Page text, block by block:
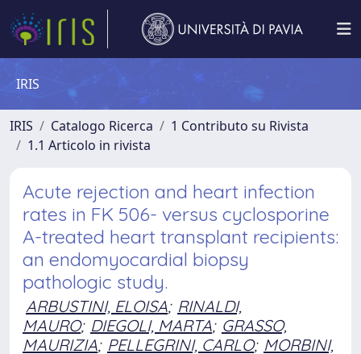
IRIS
IRIS Catalogo Ricerca
1 Contributo su Rivista
1.1 Articolo in rivista
Acute rejection and heart infection
rates in FK 506- versus cyclosporine
A-treated heart transplant recipients:
an endomyocardial biopsy
pathologic study.
ARBUSTINI, ELOISA; RINALDI,
MAURO; DIEGOLI, MARTA; GRASSO,
MAURIZIA; PELLEGRINI, CARLO; MORBINI,